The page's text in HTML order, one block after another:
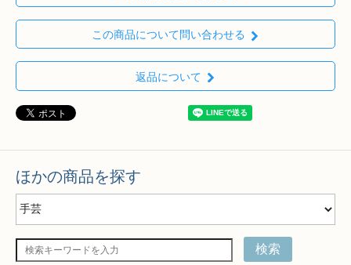
この商品について問い合わせる
返品について
ほかの商品を探す
検索